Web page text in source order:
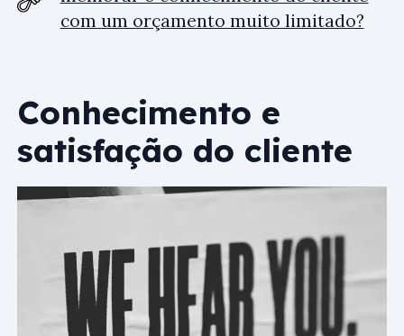
com um orçamento muito limitado?
Conhecimento e
satisfação do cliente